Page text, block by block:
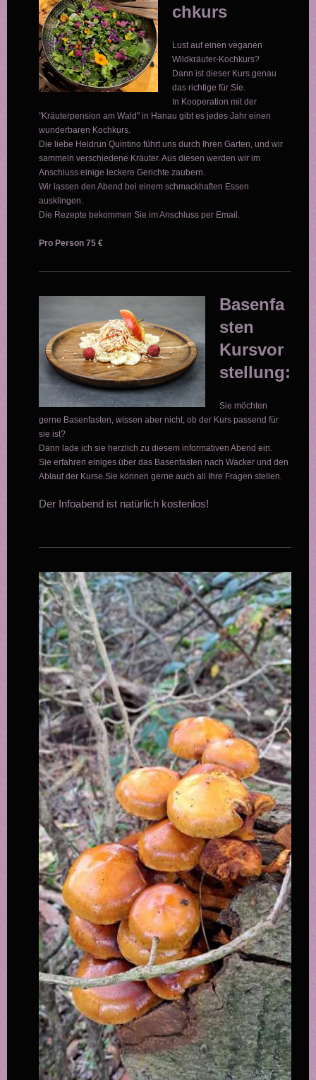
chkurs
Lust auf einen veganen
Wildkräuter-Kochkurs?
Dann ist dieser Kurs genau
das richtige für Sie.
In Kooperation mit der
"Kräuterpension am Wald" in Hanau gibt es jedes Jahr einen
wunderbaren Kochkurs.
Die liebe Heidrun Quintino führt uns durch Ihren Garten, und wir
sammeln verschiedene Kräuter. Aus diesen werden wir im
Anschluss einige leckere Gerichte zaubern.
Wir lassen den Abend bei einem schmackhaften Essen
ausklingen.
Die Rezepte bekommen Sie im Anschluss per Email.
Pro Person 75 €
Basenfa
sten
Kursvor
stellung:
Sie möchten
gerne Basenfasten, wissen aber nicht, ob der Kurs passend für
sie ist?
Dann lade ich sie herzlich zu diesem informativen Abend ein.
Sie erfahren einiges über das Basenfasten nach Wacker und den
Ablauf der Kurse.Sie können gerne auch all Ihre Fragen stellen.
Der Infoabend ist natürlich kostenlos!